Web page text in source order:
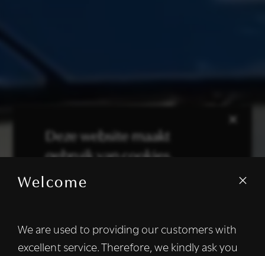
Welcome
We are used to providing our customers with
excellent service. Therefore, we kindly ask you
×
Deze website maakt
gebruik van cookies.
We gebruiken cookies om inhoud en
informatie over uw gebruik van onze site
met onze advertentie- en analysepartners,